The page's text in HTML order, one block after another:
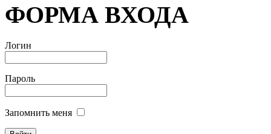
ФОРМА ВХОДА
Логин
Пароль
Запомнить меня